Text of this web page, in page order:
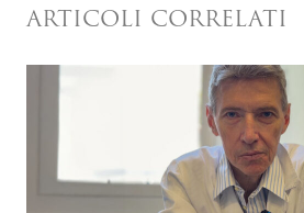
ARTICOLI CORRELATI